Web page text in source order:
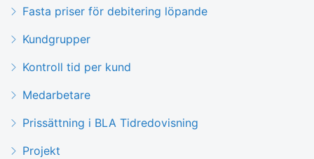
Fasta priser för debitering löpande
Kundgrupper
Kontroll tid per kund
Medarbetare
Prissättning i BLA Tidredovisning
Projekt